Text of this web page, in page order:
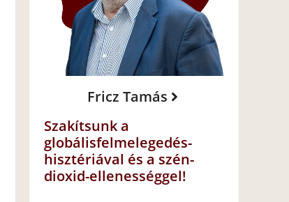
Fricz Tamás
Szakítsunk a
globálisfelmelegedés-
hisztériával és a szén-
dioxid-ellenességgel!